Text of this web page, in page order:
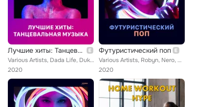
Лучшие хиты: Танцевальная музыка
Various Artists, Dada Life, Duke Dumont, Kiesza, Jax Jones, Alex Clare, Eric Prydz, Felix Jaehn, Alesso, Philip George, Major La...
2020
Футуристический поп
Various Artists, Robyn, Nero, Duke Dumont, Carly Rae Jepsen, Woodkid, Disclosure, Christine and the Queens, Jax Jones, RAYE, Jes...
2020